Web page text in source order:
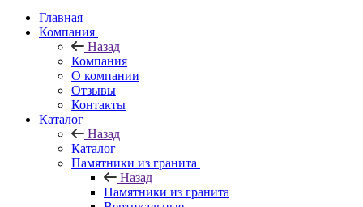
Главная
Компания
Назад
Компания
О компании
Отзывы
Контакты
Каталог
Назад
Каталог
Памятники из гранита
Назад
Памятники из гранита